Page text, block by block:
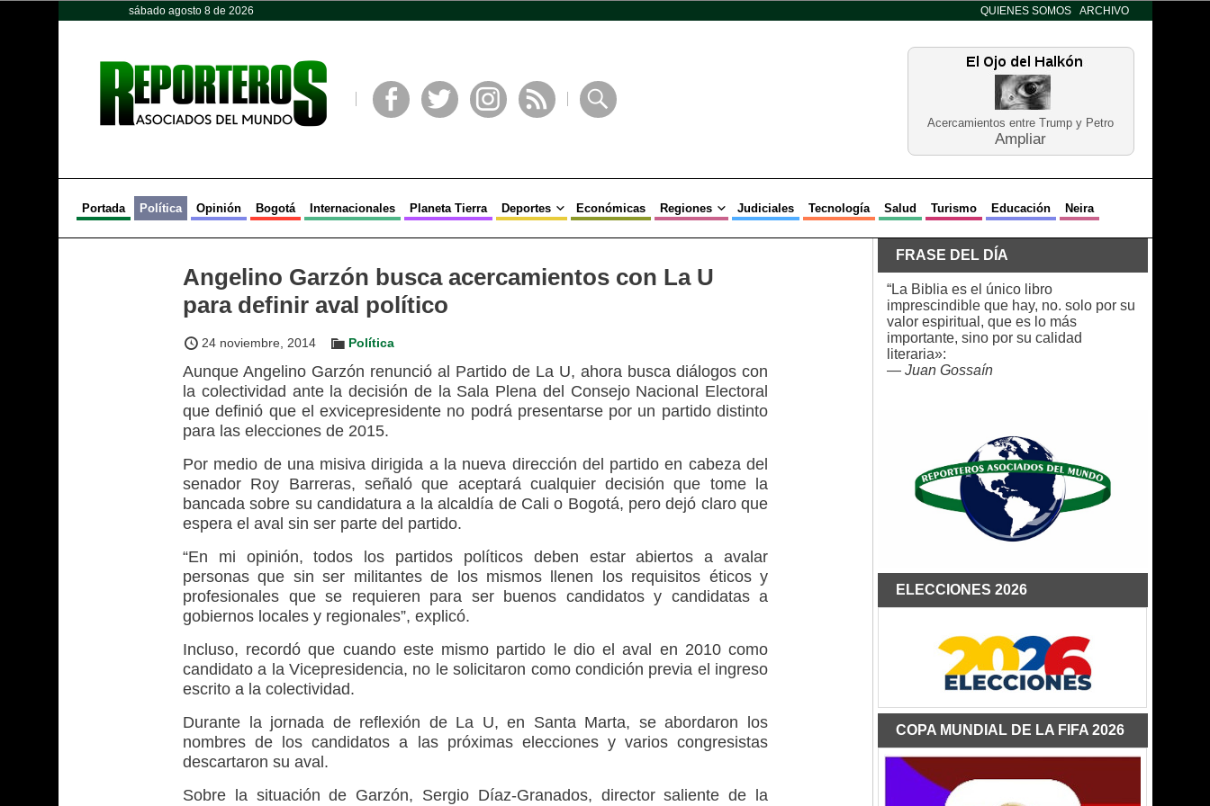
sábado agosto 8 de 2026 QUIENES SOMOS ARCHIVO
Acercamientos entre Trump y Petro
Ampliar
Portada Política Opinión Bogotá Internacionales Planeta Tierra Deportes Económicas Regiones Judiciales Tecnología Salud Turismo Educación Neira
Angelino Garzón busca acercamientos con La U
para definir aval político
24 noviembre, 2014 Política
Aunque Angelino Garzón renunció al Partido de La U, ahora busca diálogos con
la colectividad ante la decisión de la Sala Plena del Consejo Nacional Electoral
que definió que el exvicepresidente no podrá presentarse por un partido distinto
para las elecciones de 2015.
Por medio de una misiva dirigida a la nueva dirección del partido en cabeza del
senador Roy Barreras, señaló que aceptará cualquier decisión que tome la
bancada sobre su candidatura a la alcaldía de Cali o Bogotá, pero dejó claro que
espera el aval sin ser parte del partido.
“En mi opinión, todos los partidos políticos deben estar abiertos a avalar
personas que sin ser militantes de los mismos llenen los requisitos éticos y
profesionales que se requieren para ser buenos candidatos y candidatas a
gobiernos locales y regionales”, explicó.
Incluso, recordó que cuando este mismo partido le dio el aval en 2010 como
candidato a la Vicepresidencia, no le solicitaron como condición previa el ingreso
escrito a la colectividad.
Durante la jornada de reflexión de La U, en Santa Marta, se abordaron los
nombres de los candidatos a las próximas elecciones y varios congresistas
descartaron su aval.
Sobre la situación de Garzón, Sergio Díaz-Granados, director saliente de la
FRASE DEL DÍA
“La Biblia es el único libro
imprescindible que hay, no. solo por su
valor espiritual, que es lo más
importante, sino por su calidad
literaria»:
— Juan Gossaín
ELECCIONES 2026
COPA MUNDIAL DE LA FIFA 2026
Opinión Política